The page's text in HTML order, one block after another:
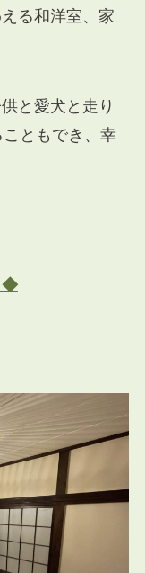
る和洋室、家
と愛犬と走り
ともでき、幸
◆